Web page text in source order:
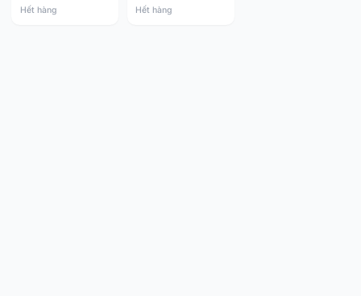
Hết hàng Hết hàng